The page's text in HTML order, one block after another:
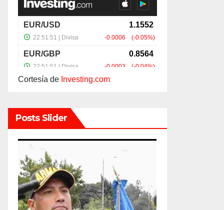
Cortesía de Investing.com
Posts Slider